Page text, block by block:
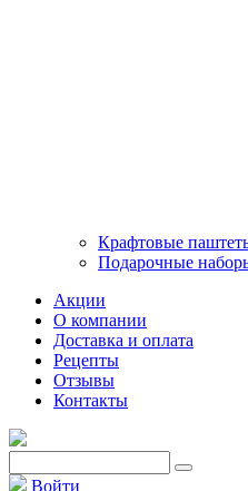
Крафтовые
Подарочные
Акции
О компании
Доставка и оплата
Рецепты
Отзывы
Контакты
Войти